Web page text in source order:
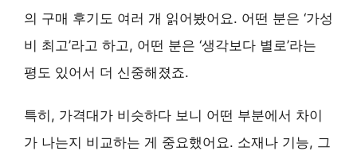
의 구매 후기도 여러 개 읽어봤어요. 어떤 분은 ‘가성
비 최고’라고 하고, 어떤 분은 ‘생각보다 별로’라는
평도 있어서 더 신중해졌죠.
특히, 가격대가 비슷하다 보니 어떤 부분에서 차이
가 나는지 비교하는 게 중요했어요. 소재나 기능, 그